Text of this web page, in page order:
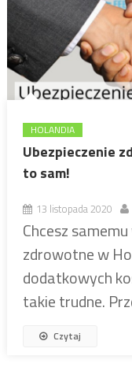
HOLANDIA
Ubezpieczenie
to sam!
13 listopada 2020
Chcesz
zdrowotne w
dodatkowych
takie trudne.
Czytaj